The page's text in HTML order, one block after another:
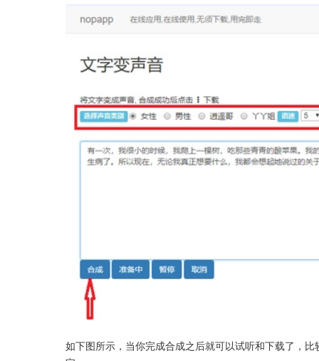
如下图所示，当你完成合成之后就可以试听和下载了，